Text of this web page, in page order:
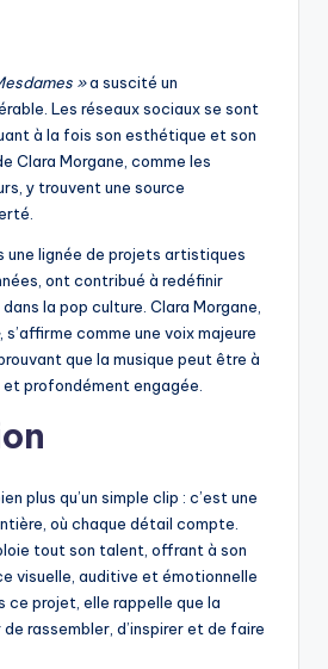
»a suscité un
Les réseaux sociaux se sont
à la fois son esthétique et son
Clara Morgane, comme les
y trouvent une source
une lignée de projets artistiques
ont contribué à redéfinir
la pop culture. Clara Morgane,
, s’affirme comme une voix majeure
que la musique peut être à
profondément engagée.
plus qu’un simple clip : c’est une
où chaque détail compte.
tout son talent, offrant à son
visuelle, auditive et émotionnelle
ce projet, elle rappelle que la
rassembler, d’inspirer et de faire